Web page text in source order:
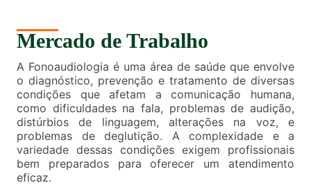
Mercado de Trabalho
A Fonoaudiologia é uma área de saúde que envolve
o diagnóstico, prevenção e tratamento de diversas
condições que afetam a comunicação humana,
como dificuldades na fala, problemas de audição,
distúrbios de linguagem, alterações na voz, e
problemas de deglutição. A complexidade e a
variedade dessas condições exigem profissionais
bem preparados para oferecer um atendimento
eficaz.